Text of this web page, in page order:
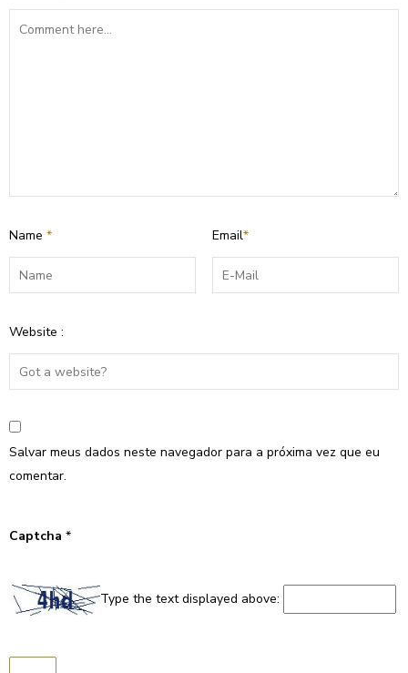
Name * Email*
Website :
Salvar meus dados neste navegador para a próxima vez que eu
comentar.
Captcha *
Type the text displayed above: